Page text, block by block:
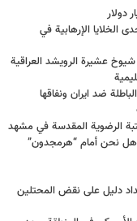
الخلايا الإرهابية في
عشیرة الرويشد العراقية
ضد ايران ونفاقها
الرضوية المقدسة في مشهد
هل نحن أمام “هرمجدون”
دليل على نقض المحتلين